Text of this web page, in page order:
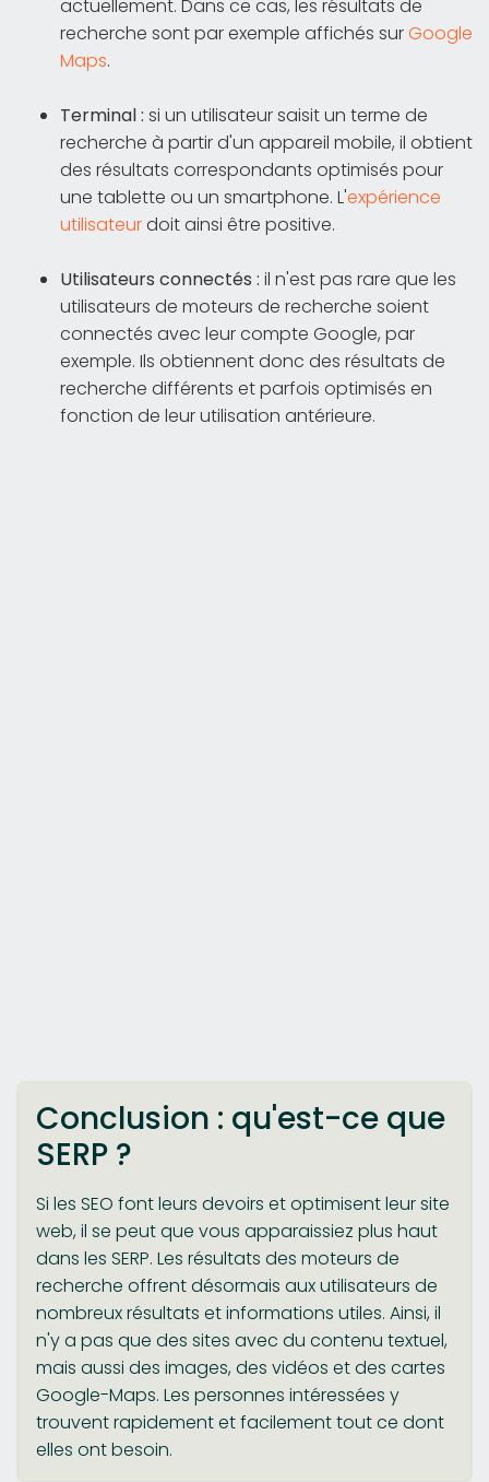
actuellement. Dans ce cas, les résultats de
recherche sont par exemple affichés surGoogle
Maps.
Terminal : si un utilisateur saisit un terme de
recherche à partir d'un appareil mobile, il obtient
des résultats correspondants optimisés pour
une tablette ou un smartphone. L'expérience
utilisateurdoit ainsi être positive.
Utilisateurs connectés : il n'est pas rare que les
utilisateurs de moteurs de recherche soient
connectés avec leur compte Google, par
exemple. Ils obtiennent donc des résultats de
recherche différents et parfois optimisés en
fonction de leur utilisation antérieure.
Conclusion : qu'est-ce que
SERP ?
Si les SEO font leurs devoirs et optimisent leur site
web, il se peut que vous apparaissiez plus haut
dans les SERP. Les résultats des moteurs de
recherche offrent désormais aux utilisateurs de
nombreux résultats et informations utiles. Ainsi, il
n'y a pas que des sites avec du contenu textuel,
mais aussi des images, des vidéos et des cartes
Google-Maps. Les personnes intéressées y
trouvent rapidement et facilement tout ce dont
elles ont besoin.